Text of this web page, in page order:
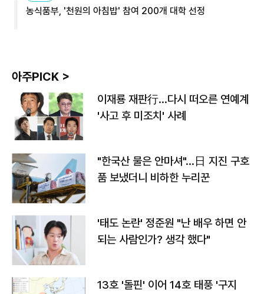
농식품부, '천원의 아침밥' 참여 200개 대학 선정
아주PICK >
이재룡 재판行…다시 떠오른 연예계
'사고 후 미조치' 사례
"한국산 물은 안마셔"…日 지진 구호
품 보냈더니 비하한 누리꾼
'태도 논란' 정준원 "난 배우 하면 안
되는 사람인가? 생각 했다"
13호 '돌핀' 이어 14호 태풍 '구지